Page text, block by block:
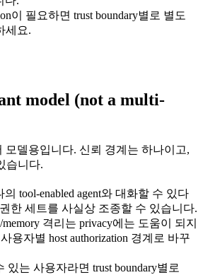
이 필요하면 trust boundary별로 별도
세요.
model (not a multi-
모델용입니다. 신뢰 경계는 하나이고,
습니다.
tool-enabled agent와 대화할 수 있다
한 세트를 사실상 조종할 수 있습니다.
memory 격리는 privacy에는 도움이 되지
용자별 host authorization 경계로 바꾸
있는 사용자라면 trust boundary별로